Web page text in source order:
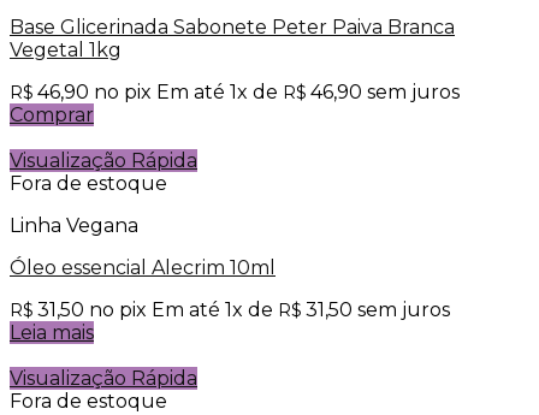
Base Glicerinada Sabonete Peter Paiva Branca
Vegetal 1kg
R$ 46,90 no pix Em até 1x de R$ 46,90 sem juros
Comprar
Visualização Rápida
Fora de estoque
Linha Vegana
Óleo essencial Alecrim 10ml
R$ 31,50 no pix Em até 1x de R$ 31,50 sem juros
Leia mais
Visualização Rápida
Fora de estoque